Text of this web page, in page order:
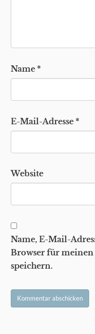
Name *
E-Mail-Adresse *
Website
Name, E-Mail-
Browser für
speichern.